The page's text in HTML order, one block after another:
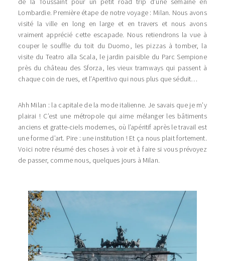
Lombardie. Première étape de notre voyage : Milan. Nous avons
visité la ville en long en large et en travers et nous avons
vraiment apprécié cette escapade. Nous retiendrons la vue à
couper le souffle du toit du Duomo, les pizzas à tomber, la
visite du Teatro alla Scala, le jardin paisible du Parc Sempione
près du château des Sforza, les vieux tramways qui passent à
chaque coin de rues, et l’Aperitivo qui nous plus que séduit…
Ahh Milan : la capitale de la mode italienne. Je savais que je m’y
plairai ! C’est une métropole qui aime mélanger les bâtiments
anciens et gratte-ciels modernes, où l’apéritif après le travail est
une forme d’art. Pire : une institution ! Et ça nous plait fortement.
Voici notre résumé des choses à voir et à faire si vous prévoyez
de passer, comme nous, quelques jours à Milan.